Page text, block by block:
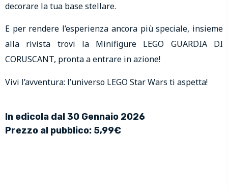
decorare la tua base stellare.
E per rendere l’esperienza ancora più speciale, insieme
alla rivista trovi la Minifigure LEGO GUARDIA DI
CORUSCANT, pronta a entrare in azione!
Vivi l’avventura: l’universo LEGO Star Wars ti aspetta!
In edicola dal 30 Gennaio 2026
Prezzo al pubblico: 5,99€